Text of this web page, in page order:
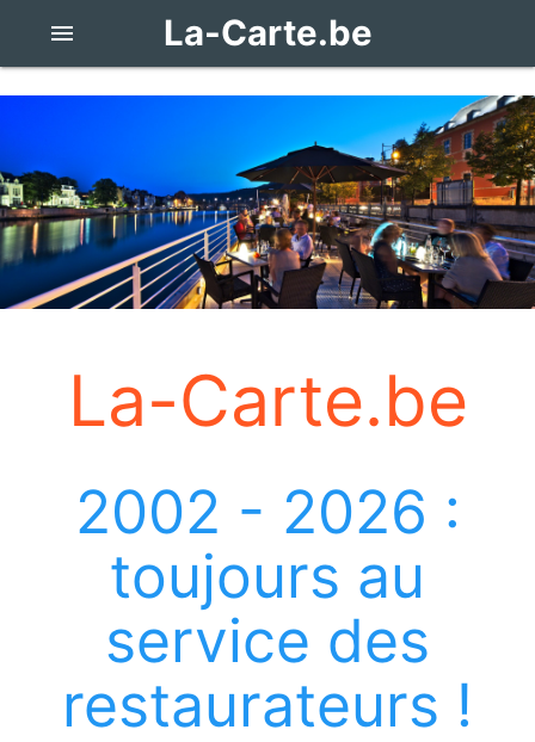
La-Carte.be
menu
La-Carte.be
2002 - 2026 :
toujours au
service des
restaurateurs !